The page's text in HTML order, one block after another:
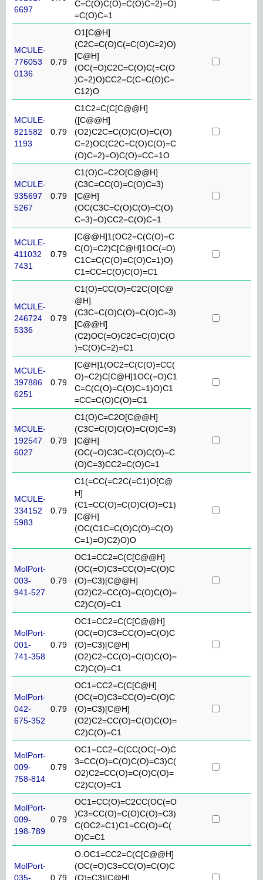
6697
C=C(O)C(O)=C(O)C=2)=O)
=C(O)C=1
MCULE-
776053
0136
0.79
O1[C@H]
(C2C=C(O)C(=C(O)C=2)O)
[C@H]
(OC(=O)C2C=C(O)C(=C(O
)C=2)O)CC2=C(C=C(O)C=
C12)O
MCULE-
821582
1193
0.79
C1C2=C(C[C@@H]
([C@@H]
(O2)C2C=C(O)C(O)=C(O)
C=2)OC(C2C=C(O)C(O)=C
(O)C=2)=O)C(O)=CC=1O
MCULE-
935697
5267
0.79
C1(O)C=C2O[C@@H]
(C3C=CC(O)=C(O)C=3)
[C@H]
(OC(C3C=C(O)C(O)=C(O)
C=3)=O)CC2=C(O)C=1
MCULE-
411032
7431
0.79
[C@@H]1(OC2=C(C(O)=C
C(O)=C2)C[C@H]1OC(=O)
C1C=C(C(O)=C(O)C=1)O)
C1=CC=C(O)C(O)=C1
MCULE-
246724
5336
0.79
C1(O)=CC(O)=C2C(O[C@
@H]
(C3C=C(O)C(O)=C(O)C=3)
[C@@H]
(C2)OC(=O)C2C=C(O)C(O
)=C(O)C=2)=C1
MCULE-
397886
6251
0.79
[C@H]1(OC2=C(C(O)=CC(
O)=C2)C[C@H]1OC(=O)C1
C=C(C(O)=C(O)C=1)O)C1
=CC=C(O)C(O)=C1
MCULE-
192547
6027
0.79
C1(O)C=C2O[C@@H]
(C3C=C(O)C(O)=C(O)C=3)
[C@H]
(OC(=O)C3C=C(O)C(O)=C
(O)C=3)CC2=C(O)C=1
MCULE-
334152
5983
0.79
C1(=CC(=C2C(=C1)O[C@
H]
(C1=CC(O)=C(O)C(O)=C1)
[C@H]
(OC(C1C=C(O)C(O)=C(O)
C=1)=O)C2)O)O
MolPort-
003-
941-527
0.79
OC1=CC2=C(C[C@@H]
(OC(=O)C3=CC(O)=C(O)C
(O)=C3)[C@@H]
(O2)C2=CC(O)=C(O)C(O)=
C2)C(O)=C1
MolPort-
001-
741-358
0.79
OC1=CC2=C(C[C@@H]
(OC(=O)C3=CC(O)=C(O)C
(O)=C3)[C@H]
(O2)C2=CC(O)=C(O)C(O)=
C2)C(O)=C1
MolPort-
042-
675-352
0.79
OC1=CC2=C(C[C@H]
(OC(=O)C3=CC(O)=C(O)C
(O)=C3)[C@H]
(O2)C2=CC(O)=C(O)C(O)=
C2)C(O)=C1
MolPort-
009-
758-814
0.79
OC1=CC2=C(CC(OC(=O)C
3=CC(O)=C(O)C(O)=C3)C(
O2)C2=CC(O)=C(O)C(O)=
C2)C(O)=C1
MolPort-
009-
198-789
0.79
OC1=CC(O)=C2CC(OC(=O
)C3=CC(O)=C(O)C(O)=C3)
C(OC2=C1)C1=CC(O)=C(
O)C=C1
MolPort-
035-
0.79
O.OC1=CC2=C(C[C@@H]
(OC(=O)C3=CC(O)=C(O)C
(O)=C3)[C@H]